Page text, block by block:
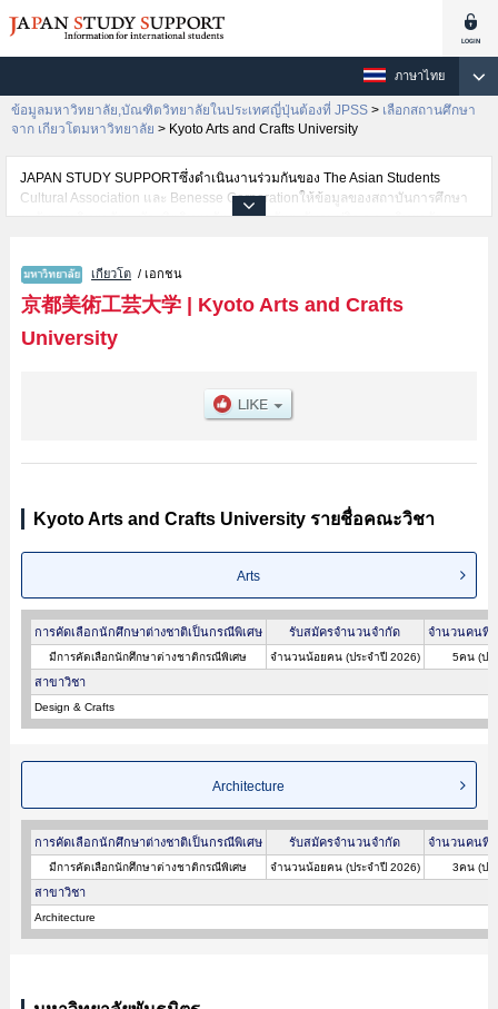
ภาษาไทย
ข้อมูลมหาวิทยาลัย,บัณฑิตวิทยาลัยในประเทศญี่ปุ่นต้องที่ JPSS > เลือกสถานศึกษา
จาก เกียวโตมหาวิทยาลัย > Kyoto Arts and Crafts University
JAPAN STUDY SUPPORTซึ่งดำเนินงานร่วมกันของ The Asian Students
Cultural Association และ Benesse Corporationให้ข้อมูลของสถาบันการศึกษา
ระดับมหาวิทยาลัย・บัณฑิตวิทยาลัย・วิทยาลัยระดับอนุปริญญา・วิทยาลัย
นักศึกษาต่างชาติเช่นข้อมูลของแต่ละคณะ,ข้อมูลการสอบคัดเลือกเข้าศึกษาเช่น
จำนวนคนที่รับสมัครหรือจำนวนคนที่ผ่านการสอบคัดเลือกเป็นต้น,แนะนำสถาน
ที่,การเดินทางเป็นต้นไว้ด้วยดังนั้นขอเชิญใช้บริการค้นหาข้อมูลตามอัธยาศัย
เกียวโต / เอกชน
京都美術工芸大学| Kyoto Arts and Crafts
University
Kyoto Arts and Crafts University รายชื่อคณะวิชา
Arts
การคัดเลือกนักศึกษาต่างชาติเป็นกรณีพิเศษ รับสมัครจำนวนจำกัด จำนวนคนที่
มีการคัดเลือกนักศึกษาต่างชาติกรณีพิเศษ จำนวนน้อยคน (ประจำปี 2026) 5คน (ปร
สาขาวิชา
Design & Crafts
Architecture
การคัดเลือกนักศึกษาต่างชาติเป็นกรณีพิเศษ รับสมัครจำนวนจำกัด จำนวนคนที่
มีการคัดเลือกนักศึกษาต่างชาติกรณีพิเศษ จำนวนน้อยคน (ประจำปี 2026) 3คน (ปร
สาขาวิชา
Architecture